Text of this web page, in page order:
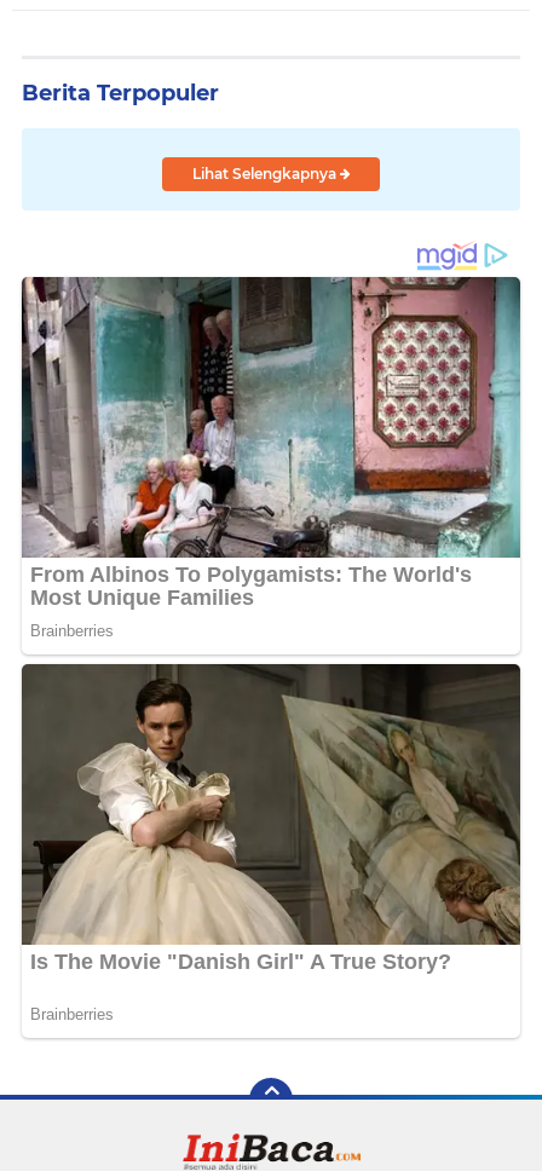
Berita Terpopuler
Lihat Selengkapnya